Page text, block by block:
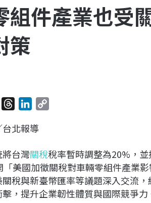
組件產業也受
策
r
a
d
s
n
e
d
I
n
L
i
n
k
北報導
台灣關稅稅率暫時調整為20%，
「美國加徵關稅對車輛零組件產業
稅與新臺幣匯率等議題深入交流
，提升企業韌性體質與國際競爭力